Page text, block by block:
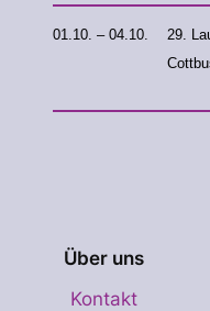
01.10. – 04.10.
29.
Über uns
Kontakt